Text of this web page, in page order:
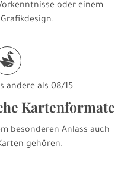
oder einem
andere als 08/15
Kartenformate
besonderen Anlass auch
gehören.